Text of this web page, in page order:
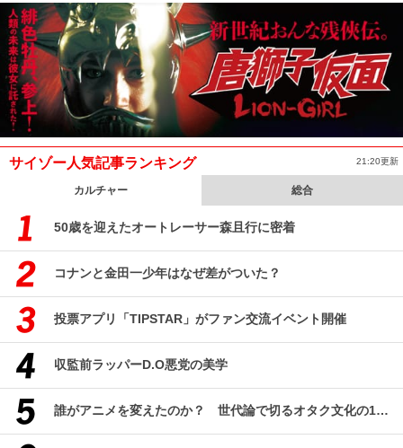
サイゾー人気記事ランキング 21:20更新
カルチャー 総合
50歳を迎えたオートレーサー森且行に密着
コナンと金田一少年はなぜ差がついた？
投票アプリ「TIPSTAR」がファン交流イベント開催
収監前ラッパーD.O悪党の美学
誰がアニメを変えたのか？ 世代論で切るオタク文化の10年、そして50年